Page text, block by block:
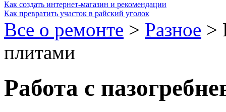
Как создать интернет-магазин и рекомендации
Как превратить участок в райский уголок
Все о ремонте > Разное >
плитами
Работа с